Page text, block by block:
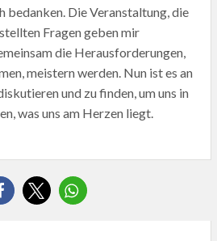
bedanken. Die Veranstaltung, die
Fragen geben mir
die Herausforderungen,
meistern werden. Nun ist es an
und zu finden, um uns in
was uns am Herzen liegt.